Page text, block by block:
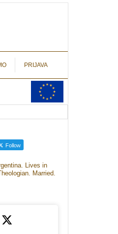
PRIJAVA
Follow
Lives in
Married.